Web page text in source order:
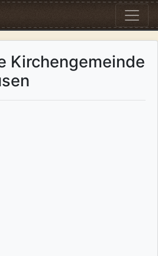
Kirchengemeinde